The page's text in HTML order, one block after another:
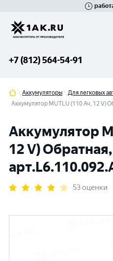
+7 (812) 564-54-91
Аккумуляторы Для легковых
Аккумулятор MUTLU (110 Ач, 12 V)
Аккумулятор
12 V) Обратная,
53 оценки
Гатчина